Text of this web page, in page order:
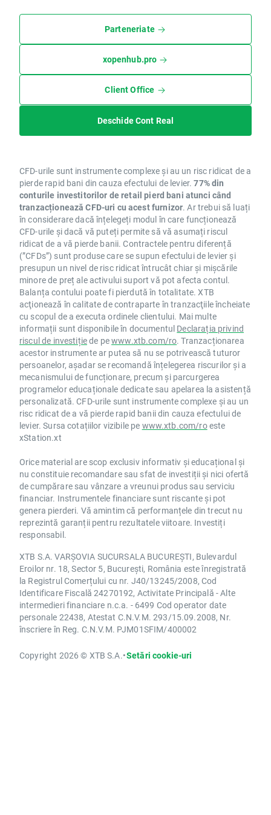
Parteneriate
xopenhub.pro
Client Office
Deschide Cont Real
CFD-urile sunt instrumente complexe și au un risc ridicat de a
pierde rapid bani din cauza efectului de levier.77% din
conturile investitorilor de retail pierd bani atunci când
tranzacționează CFD-uri cu acest furnizor. Ar trebui să luați
în considerare dacă înțelegeți modul în care funcționează
CFD-urile și dacă vă puteți permite să vă asumați riscul
ridicat de a vă pierde banii. Contractele pentru diferență
(”CFDs”) sunt produse care se supun efectului de levier și
presupun un nivel de risc ridicat întrucât chiar și mișcările
minore de preț ale activului suport vă pot afecta contul.
Balanța contului poate fi pierdută în totalitate. XTB
acţionează în calitate de contraparte în tranzacţiile încheiate
cu scopul de a executa ordinele clientului. Mai multe
informații sunt disponibile în documentul Declarația privind
riscul de investițiede pewww.xtb.com/ro. Tranzacționarea
acestor instrumente ar putea să nu se potrivească tuturor
persoanelor, așadar se recomandă înțelegerea riscurilor și a
mecanismului de funcționare, precum și parcurgerea
programelor educaționale dedicate sau apelarea la asistență
personalizată. CFD-urile sunt instrumente complexe și au un
risc ridicat de a vă pierde rapid banii din cauza efectului de
levier. Sursa cotațiilor vizibile pe www.xtb.com/roeste
xStation.xt
Orice material are scop exclusiv informativ și educațional și
nu constituie recomandare sau sfat de investiții și nici ofertă
de cumpărare sau vânzare a vreunui produs sau serviciu
financiar. Instrumentele financiare sunt riscante și pot
genera pierderi. Vă amintim că performanțele din trecut nu
reprezintă garanții pentru rezultatele viitoare. Investiți
responsabil.
XTB S.A. VARȘOVIA SUCURSALA BUCUREȘTI, Bulevardul
Eroilor nr. 18, Sector 5, București, România este înregistrată
la Registrul Comerțului cu nr. J40/13245/2008, Cod
Identificare Fiscală 24270192, Activitate Principală - Alte
intermedieri financiare n.c.a. - 6499 Cod operator date
personale 22438, Atestat C.N.V.M. 293/15.09.2008, Nr.
înscriere în Reg. C.N.V.M. PJM01SFIM/400002
Copyright 2026 © XTB S.A.•Setări cookie-uri